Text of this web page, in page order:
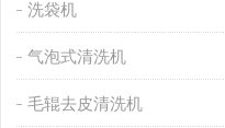
洗袋机
气泡式清洗机
毛辊去皮清洗机